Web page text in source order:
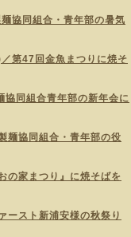
協同組合・青年部の暑気
第47回金魚まつりに焼そ
同組合青年部の新年会に
麺協同組合・青年部の役
家まつり』に焼そばを
スト新浦安様の秋祭り